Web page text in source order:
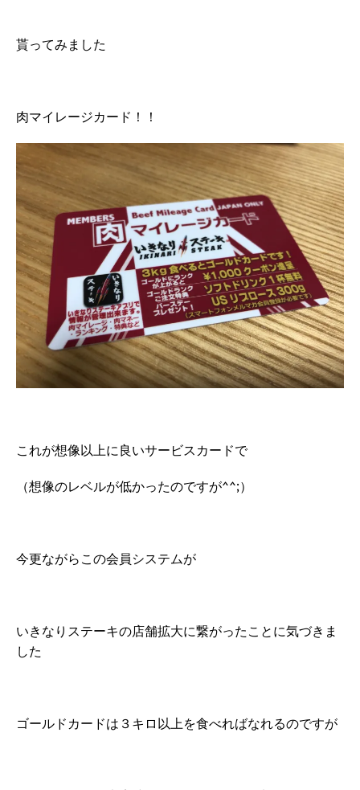
貰ってみました
肉マイレージカード！！
これが想像以上に良いサービスカードで
（想像のレベルが低かったのですが^^;）
今更ながらこの会員システムが
いきなりステーキの店舗拡大に繋がったことに気づきま
した
ゴールドカードは３キロ以上を食べればなれるのですが